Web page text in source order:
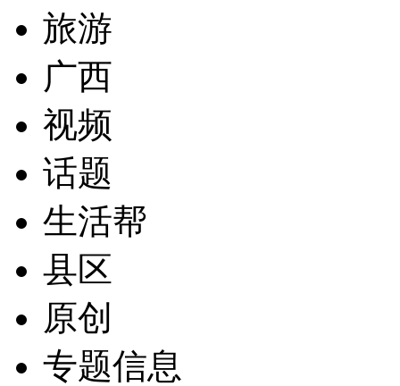
旅游
广西
视频
话题
生活帮
县区
原创
专题信息